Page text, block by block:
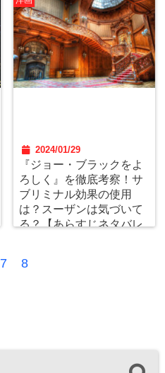
2024/01/29
『ジョー・ブラックをよ
ろしく』を徹底考察！サ
ブリミナル効果の使用
は？スーザンは気づいて
る？【あらすじネタバレ
7 8